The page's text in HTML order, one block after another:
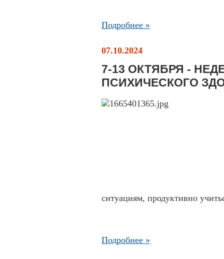
Подробнее »
07.10.2024
7-13 ОКТЯБРЯ -
ПСИХИЧЕСКОГО
ситуациям, продуктивно
Подробнее »